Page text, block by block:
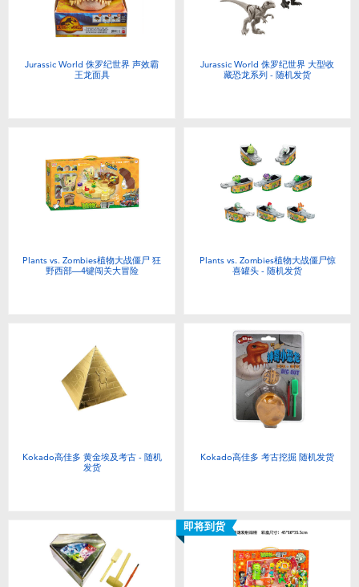
Jurassic World 侏罗纪世界 声效霸
王龙面具
Jurassic World 侏罗纪世界 大型收
藏恐龙系列 - 随机发货
Plants vs. Zombies植物大战僵尸 狂
野西部—4键闯关大冒险
Plants vs. Zombies植物大战僵尸惊
喜罐头 - 随机发货
Kokado高佳多 黄金埃及考古 - 随机
发货
Kokado高佳多 考古挖掘 随机发货
即将到货